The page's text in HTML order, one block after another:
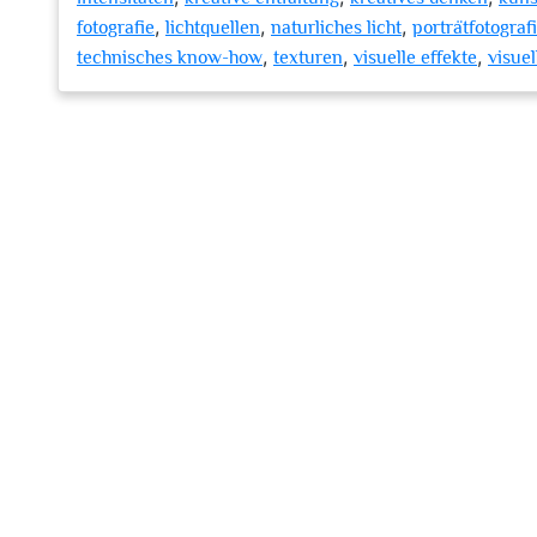
fotografie,lichtquellen, naturliches licht,
technisches know-how, texturen, visuelle effekte,